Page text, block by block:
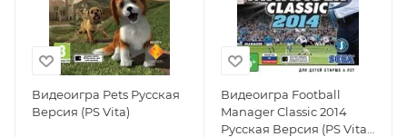
Видеоигра Pets Русская
Версия (PS Vita)
Видеоигра Football
Manager Classic 2014
Русская Версия (PS Vita)